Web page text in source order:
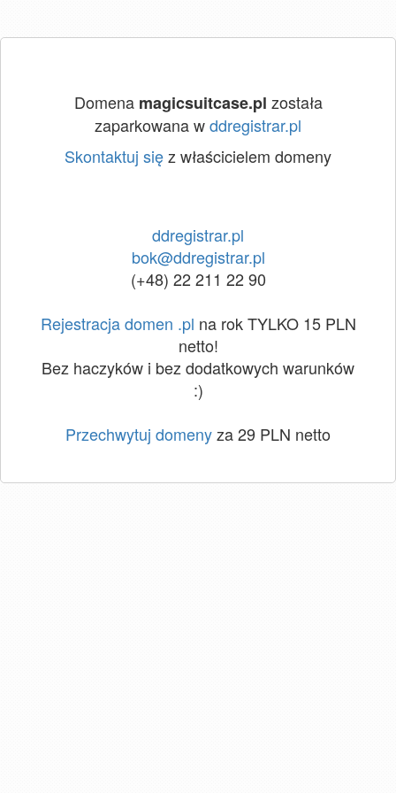
Domena magicsuitcase.pl została
zaparkowana wddregistrar.pl
Skontaktuj sięz właścicielem domeny
ddregistrar.pl
bok@ddregistrar.pl
(+48) 22 211 22 90
Rejestracja domen .pl na rok TYLKO 15 PLN
netto!
Bez haczyków i bez dodatkowych warunków
:)
Przechwytuj domenyza 29 PLN netto